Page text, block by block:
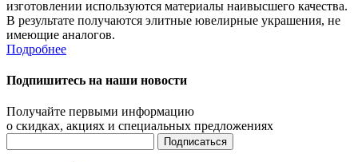
изготовлении используются материалы наивысшего качества.
В результате получаются элитные ювелирные украшения, не
имеющие аналогов.
Подробнее
Подпишитесь на наши новости
Получайте первыми информацию
о скидках, акциях и специальных предложениях